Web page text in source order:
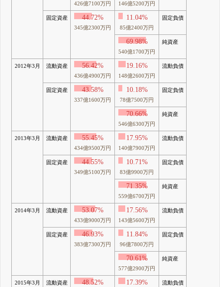
426億7100万円 146億5200万円
固定資産 44.72%
345億2300万円
11.04%
85億2400万円
固定負債
69.98%
540億1700万円
純資産
2012年3月 流動資産 56.42%
436億4900万円
19.16%
148億2600万円
流動負債
固定資産 43.58%
337億1600万円
10.18%
78億7500万円
固定負債
70.66%
546億6300万円
純資産
2013年3月 流動資産 55.45%
434億9500万円
17.95%
140億7900万円
流動負債
固定資産 44.55%
349億5100万円
10.71%
83億9900万円
固定負債
71.35%
559億6700万円
純資産
2014年3月 流動資産 53.07%
433億9000万円
17.56%
143億5600万円
流動負債
固定資産 46.93%
383億7300万円
11.84%
96億7800万円
固定負債
70.61%
577億2900万円
純資産
2015年3月 流動資産 48.52% 17.39% 流動負債